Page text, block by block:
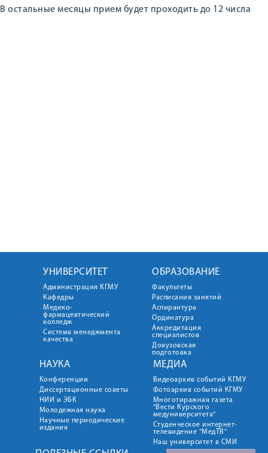
В остальные месяцы прием будет проходить до 12 числа
УНИВЕРСИТЕТ
Администрация КГМУ
Кафедры
Медико-
фармацевтический
колледж
Система менеджмента
качества
ОБРАЗОВАНИЕ
Факультеты
Расписания занятий
Аспирантура
Ординатура
Аккредитация
специалистов
Довузовская
подготовка
НАУКА
Конференции
Диссертационные советы
НИИ и ЭБК
Молодежная наука
Научные периодические
издания
МЕДИА
Видеоархив событий КГМУ
Фотоархив событий КГМУ
Многотиражная газета
"Вести Курского
медуниверситета"
Студенческое интернет-
телевидение "МедТВ"
Наш университет в СМИ